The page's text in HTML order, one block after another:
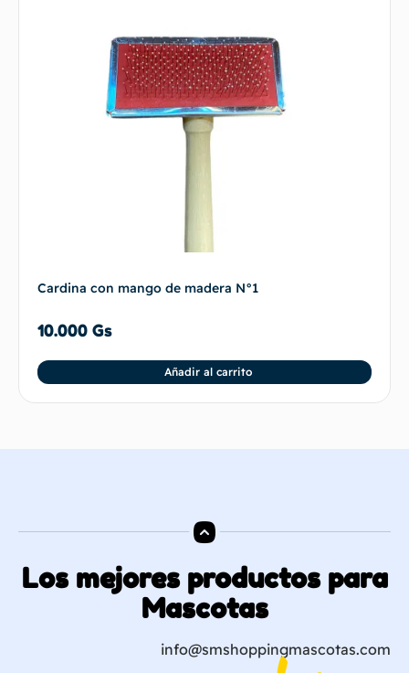
Cardina con mango de madera N°1
10.000 Gs
Añadir al carrito
Los mejores productos para
Mascotas
info@smshoppingmascotas.com